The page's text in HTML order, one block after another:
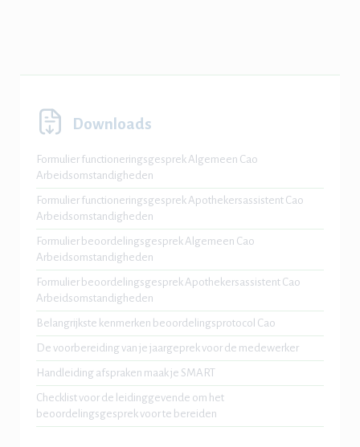
Downloads
Formulier functioneringsgesprek Algemeen Cao
Arbeidsomstandigheden
Formulier functioneringsgesprek Apothekersassistent Cao
Arbeidsomstandigheden
Formulier beoordelingsgesprek Algemeen Cao
Arbeidsomstandigheden
Formulier beoordelingsgesprek Apothekersassistent Cao
Arbeidsomstandigheden
Belangrijkste kenmerken beoordelingsprotocol Cao
De voorbereiding van je jaargeprek voor de medewerker
Handleiding afspraken maak je SMART
Checklist voor de leidinggevende om het
beoordelingsgesprek voor te bereiden